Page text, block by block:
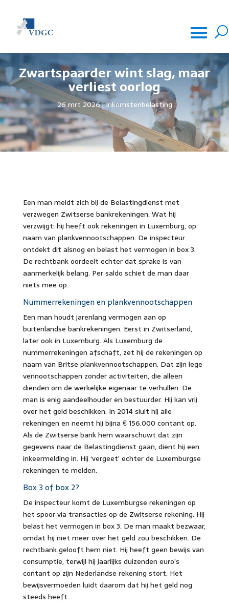
Zwartspaarder wint slag, maar
verliest oorlog
26 mrt 2026 Inkomstenbelasting
Een man meldt zich bij de Belastingdienst met
verzwegen Zwitserse bankrekeningen. Wat hij
verzwijgt: hij heeft ook rekeningen in Luxemburg, op
naam van plankvennootschappen. De inspecteur
ontdekt dit alsnog en belast het vermogen in box 3.
De rechtbank oordeelt echter dat sprake is van
aanmerkelijk belang. Per saldo schiet de man daar
niets mee op.
Nummerrekeningen en plankvennootschappen
Een man houdt jarenlang vermogen aan op
buitenlandse bankrekeningen. Eerst in Zwitserland,
later ook in Luxemburg. Als Luxemburg de
nummerrekeningen afschaft, zet hij de rekeningen op
naam van Britse plankvennootschappen. Dat zijn lege
vennootschappen zonder activiteiten, die alleen
dienden om de werkelijke eigenaar te verhullen. De
man is enig aandeelhouder en bestuurder. Hij kan vrij
over het geld beschikken. In 2014 sluit hij alle
rekeningen en neemt hij bijna € 156.000 contant op.
Als de Zwitserse bank hem waarschuwt dat zijn
gegevens naar de Belastingdienst gaan, dient hij een
inkeermelding in. Hij ‘vergeet’ echter de Luxemburgse
rekeningen te melden.
Box 3 of box 2?
De inspecteur komt de Luxemburgse rekeningen op
het spoor via transacties op de Zwitserse rekening. Hij
belast het vermogen in box 3. De man maakt bezwaar,
omdat hij niet meer over het geld zou beschikken. De
rechtbank gelooft hem niet. Hij heeft geen bewijs van
consumptie, terwijl hij jaarlijks duizenden euro’s
contant op zijn Nederlandse rekening stort. Het
bewijsvermoeden luidt daarom dat hij het geld nog
steeds heeft.